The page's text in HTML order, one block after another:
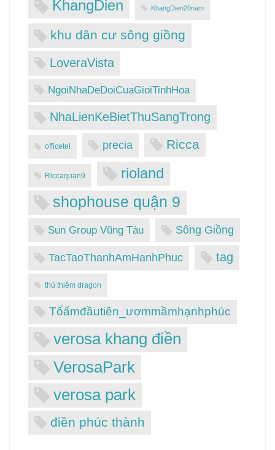
KhangDien KhangDien20nam
khu dân cư sông giồng
LoveraVista
NgoiNhaDeDoiCuaGioiTinhHoa
NhaLienKeBietThuSangTrong
officetel precia Ricca
Riccaquan9
rioland
shophouse quận 9
Sun Group Vũng Tàu Sông Giồng
TacTaoThanhAmHanhPhuc tag
thủ thiêm dragon
Tổấmđầutiên_ươmmầmhạnhphúc
verosa khang điền
VerosaPark
verosa park
điền phúc thành